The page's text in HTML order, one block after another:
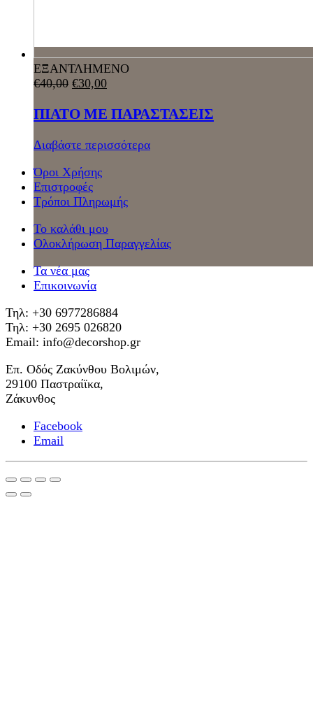
ΕΞΑΝΤΛΗΜΕΝΟ
€40,00 €30,00
ΠΙΑΤΟ ΜΕ ΠΑΡΑΣΤΑΣΕΙΣ
Διαβάστε περισσότερα
Όροι Χρήσης
Επιστροφές
Τρόποι Πληρωμής
Το καλάθι μου
Ολοκλήρωση Παραγγελίας
Τα νέα μας
Επικοινωνία
Τηλ: +30 6977286884
Τηλ: +30 2695 026820
Email: info@decorshop.gr
Επ. Οδός Ζακύνθου Βολιμών,
29100 Παστραίϊκα,
Ζάκυνθος
Facebook
Email